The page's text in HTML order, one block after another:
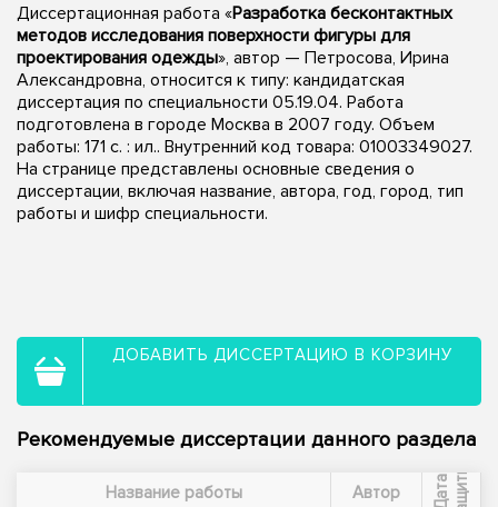
Диссертационная работа «Разработка бесконтактных
методов исследования поверхности фигуры для
проектирования одежды», автор — Петросова, Ирина
Александровна, относится к типу: кандидатская
диссертация по специальности 05.19.04. Работа
подготовлена в городе Москва в 2007 году. Объем
работы: 171 с. : ил.. Внутренний код товара: 01003349027.
На странице представлены основные сведения о
диссертации, включая название, автора, год, город, тип
работы и шифр специальности.
ДОБАВИТЬ ДИССЕРТАЦИЮ В КОРЗИНУ
Рекомендуемые диссертации данного раздела
Название работы Автор Д
а
т
а
з
а
щ
и
т ы